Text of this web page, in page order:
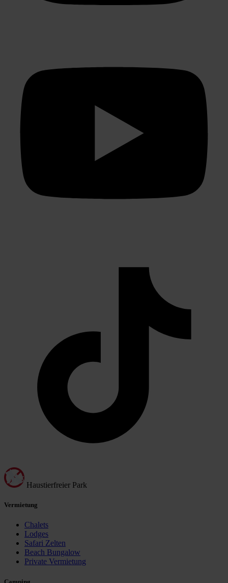
Haustierfreier Park
Vermietung
Chalets
Lodges
Safari Zelten
Beach Bungalow
Private Vermietung